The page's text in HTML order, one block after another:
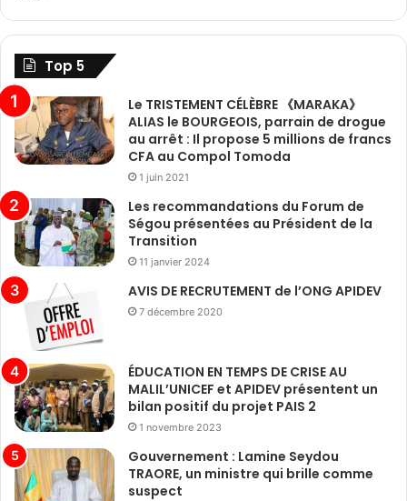
Top 5
Le TRISTEMENT CÉLÈBRE 《MARAKA》
ALIAS le BOURGEOIS, parrain de drogue
au arrêt : Il propose 5 millions de francs
CFA au Compol Tomoda
1 juin 2021
Les recommandations du Forum de
Ségou présentées au Président de la
Transition
11 janvier 2024
AVIS DE RECRUTEMENT de l’ONG APIDEV
7 décembre 2020
ÉDUCATION EN TEMPS DE CRISE AU
MALIL’UNICEF et APIDEV présentent un
bilan positif du projet PAIS 2
1 novembre 2023
Gouvernement : Lamine Seydou
TRAORE, un ministre qui brille comme
suspect